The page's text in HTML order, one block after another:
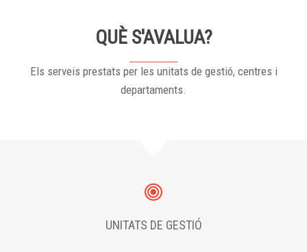
QUÈ S'AVALUA?
Els serveis prestats per les unitats de gestió, centres i
departaments.
UNITATS DE GESTIÓ